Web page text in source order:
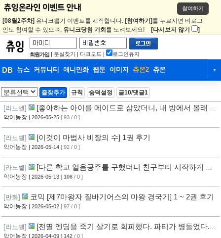
참여하기
[08월2주차] 유니크뽑기 이벤트를 시작합니다. [참여하기] 를 누르시면 비로그
인도 참여할 수 있으며, 유니크당첨 기회 를 노려보세요! [다시보지 않기 ]
회원가입 | 분실찾기 | 다크모드 | 로그인유지
DB 뉴스 커뮤니티 애니만화 웹툰 이미지 츄온2 츄온 ▼
DB 뉴스 커뮤니티
웹툰 이미지 츄온2 츄온
즐찾추가 규칙 숨덕설정 글10/댓글1
[라노벨]
[좋아하는 아이를 메이드로 삼았더니, 내 방에서 몰래 뭔
가 하고 있다] 1권 후기
악어농장 | 2026-05-25 [ 93 / 0 ]
[라노벨] [이것이 마법사 비장의 수] 1권 후기
악어농장 | 2026-05-14 [ 92 / 0 ]
[라노벨]
[다른 학교 얼음공주를 구했더니 친구부터 시작하게 되
었습니다] 1권 후기
악어농장 | 2026-05-13 [ 106 / 0 ]
[만화] 코믹 [제7마왕자 질바기어스의 마왕 경국기] 1 ~ 2권 후기
악어농장 | 2026-05-02 [ 97 / 0 ]
[라노벨]
[전멸 엔딩을 죽기 살기로 회피했다. 파티가 병들었다.] 1
권 후기
악어농장 | 2026-04-09 [ 142 / 0 ]